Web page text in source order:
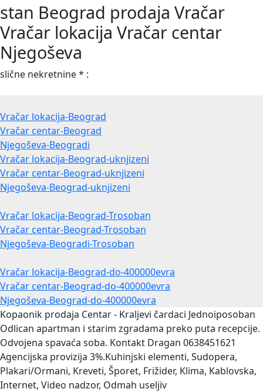
stan Beograd prodaja Vračar
Vračar lokacija Vračar centar
Njegoševa
slične nekretnine * :
Vračar lokacija-Beograd
Vračar centar-Beograd
Njegoševa-Beogradi
Vračar lokacija-Beograd-uknjizeni
Vračar centar-Beograd-uknjizeni
Njegoševa-Beograd-uknjizeni
Vračar lokacija-Beograd-Trosoban
Vračar centar-Beograd-Trosoban
Njegoševa-Beogradi-Trosoban
Vračar lokacija-Beograd-do-400000evra
Vračar centar-Beograd-do-400000evra
Njegoševa-Beograd-do-400000evra
Kopaonik prodaja Centar - Kraljevi čardaci Jednoiposoban
Odlican apartman i starim zgradama preko puta recepcije.
Odvojena spavaća soba. Kontakt Dragan 0638451621
Agencijska provizija 3%.Kuhinjski elementi, Sudopera,
Plakari/Ormani, Kreveti, Šporet, Frižider, Klima, Kablovska,
Internet, Video nadzor, Odmah useljiv